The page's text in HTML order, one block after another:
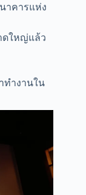
าคารแห่ง
ดใหญ่แล้ว
ทำงานใน